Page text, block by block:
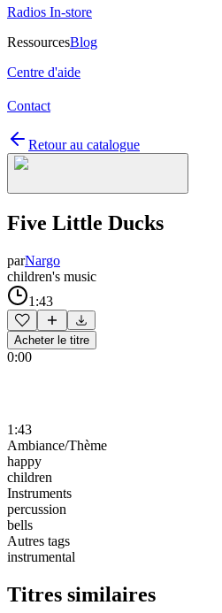
Radios In-store
RessourcesBlog
Centre d'aide
Contact
Retour au catalogue
Five Little Ducks
parNargo
children's music
1:43
Acheter le titre
0:00
1:43
Ambiance/Thème
happy
children
Instruments
percussion
bells
Autres tags
instrumental
Titres similaires